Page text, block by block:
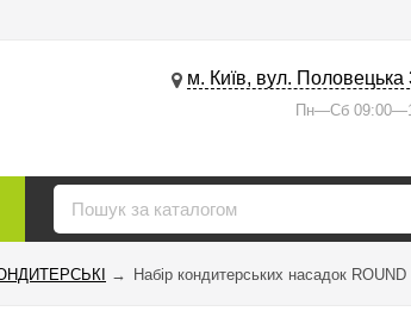
м. Київ, вул. Половецька
Пн—Сб
→ Набір кондитерських насадок